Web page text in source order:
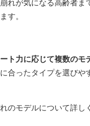
れが気になる高齢者ま
す。
ト力に応じて複数のモ
合ったタイプを選びや
のモデルについて詳し